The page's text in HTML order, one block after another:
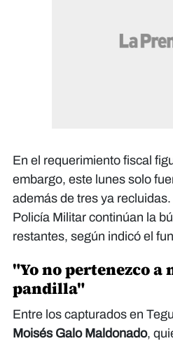
En el requerimiento fiscal
embargo, este lunes solo
además de tres ya
Policía Militar continúan la
restantes, según indicó el
"Yo no pertenezco a
pandilla"
Entre los capturados en
Moisés Galo Maldonado,